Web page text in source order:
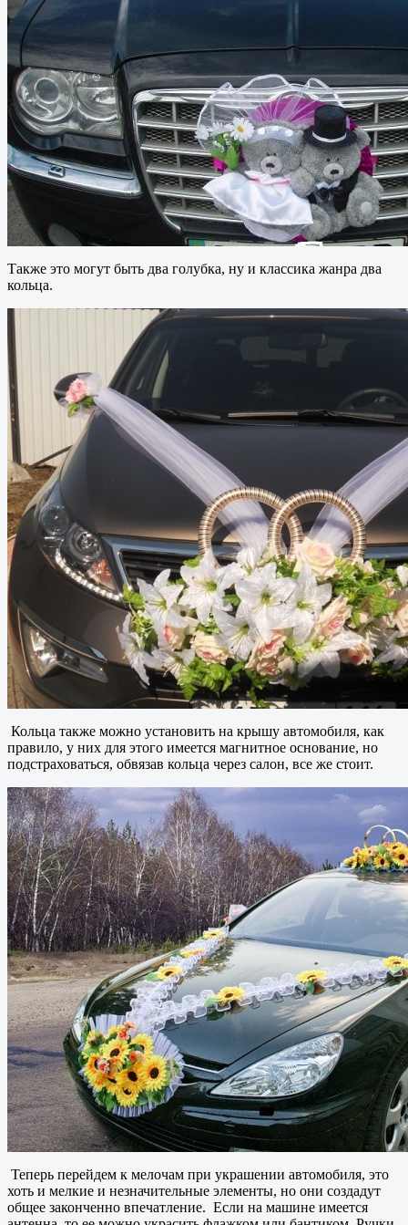
Также это могут быть два голубка, ну и классика жанра два
кольца.
Кольца также можно установить на крышу автомобиля, как
правило, у них для этого имеется магнитное основание, но
подстраховаться, обвязав кольца через салон, все же стоит.
Теперь перейдем к мелочам при украшении автомобиля, это
хоть и мелкие и незначительные элементы, но они создадут
общее законченно впечатление. Если на машине имеется